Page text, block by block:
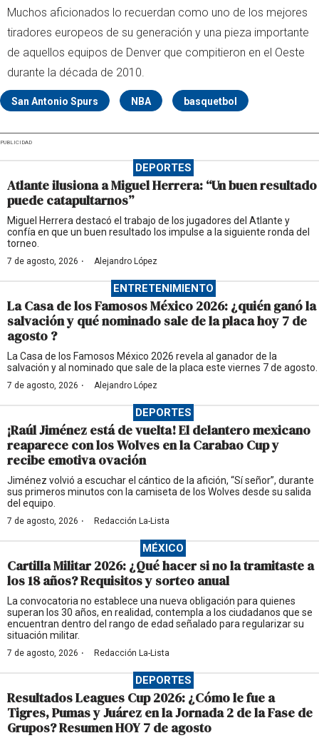
Muchos aficionados lo recuerdan como uno de los mejores
tiradores europeos de su generación y una pieza importante
de aquellos equipos de Denver que compitieron en el Oeste
durante la década de 2010.
San Antonio Spurs NBA basquetbol
PUBLICIDAD
DEPORTES
Atlante ilusiona a Miguel Herrera: “Un buen resultado
puede catapultarnos”
Miguel Herrera destacó el trabajo de los jugadores del Atlante y
confía en que un buen resultado los impulse a la siguiente ronda del
torneo.
7 de agosto, 2026 · Alejandro López
ENTRETENIMIENTO
La Casa de los Famosos México 2026: ¿quién ganó la
salvación y qué nominado sale de la placa hoy 7 de
agosto ?
La Casa de los Famosos México 2026 revela al ganador de la
salvación y al nominado que sale de la placa este viernes 7 de agosto.
7 de agosto, 2026 · Alejandro López
DEPORTES
¡Raúl Jiménez está de vuelta! El delantero mexicano
reaparece con los Wolves en la Carabao Cup y
recibe emotiva ovación
Jiménez volvió a escuchar el cántico de la afición, “Sí señor”, durante
sus primeros minutos con la camiseta de los Wolves desde su salida
del equipo.
7 de agosto, 2026 · Redacción La-Lista
MÉXICO
Cartilla Militar 2026: ¿Qué hacer si no la tramitaste a
los 18 años? Requisitos y sorteo anual
La convocatoria no establece una nueva obligación para quienes
superan los 30 años, en realidad, contempla a los ciudadanos que se
encuentran dentro del rango de edad señalado para regularizar su
situación militar.
7 de agosto, 2026 · Redacción La-Lista
DEPORTES
Resultados Leagues Cup 2026: ¿Cómo le fue a
Tigres, Pumas y Juárez en la Jornada 2 de la Fase de
Grupos? Resumen HOY 7 de agosto